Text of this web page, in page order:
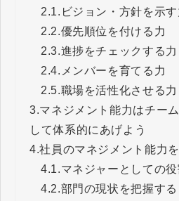
2.1. ビジョン・方針を示す
2.2.優先順位を付ける力
2.3.進捗をチェックする力
2.4. メンバーを育てる力
2.5.職場を活性化させる力
3.マネジメント能力はチー
して体系的にあげよう
4.社員のマネジメント能力
4.1.マネジャーとしての
4.2.部門の現状を把握す